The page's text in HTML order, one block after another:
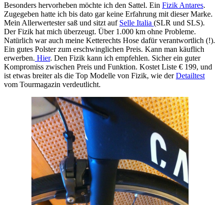
Besonders hervorheben möchte ich den Sattel. Ein Fizik Antares.
Zugegeben hatte ich bis dato gar keine Erfahrung mit dieser Marke.
Mein Allerwertester saß und sitzt auf Selle Italia (SLR und SLS).
Der Fizik hat mich überzeugt. Über 1.000 km ohne Probleme.
Natürlich war auch meine Ketterechts Hose dafür verantwortlich (!).
Ein gutes Polster zum erschwinglichen Preis. Kann man käuflich
erwerben. Hier. Den Fizik kann ich empfehlen. Sicher ein guter
Kompromiss zwischen Preis und Funktion. Kostet Liste € 199, und
ist etwas breiter als die Top Modelle von Fizik, wie derDetailtest
vom Tourmagazin verdeutlicht.